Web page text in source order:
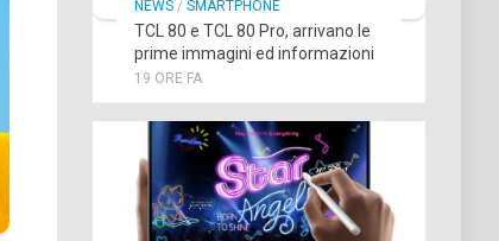
NEWS / SMARTPHONE
TCL 80 e TCL 80 Pro, arrivano le
prime immagini ed informazioni
19 ORE FA